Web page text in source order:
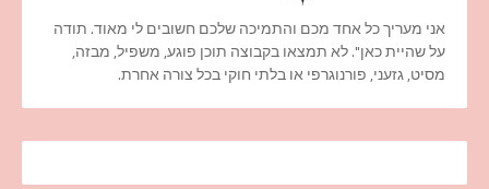
אני מעריך כל אחד מכם והתמיכה שלכם חשובים לי מאוד. תודה
על שהיית כאן". לא תמצאו בקבוצה תוכן פוגע, משפיל, מבזה,
מסיט, גזעני, פורנוגרפי או בלתי חוקי בכל צורה אחרת.